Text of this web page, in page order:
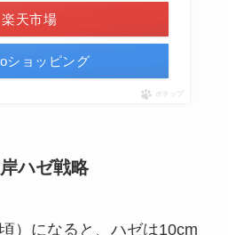
楽天市場
ショッピング
ポチップ
ハゼ戦略
）になると、ハゼは10cm